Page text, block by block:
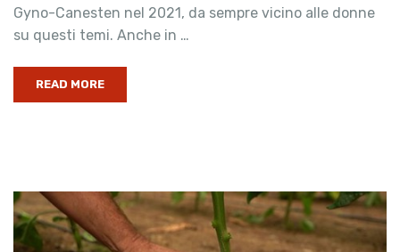
Gyno-Canesten nel 2021, da sempre vicino alle donne
su questi temi. Anche in …
READ MORE